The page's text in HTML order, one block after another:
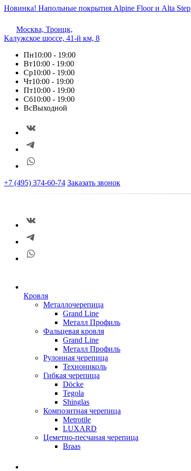
Новинка! Напольные покрытия Alpine Floor и Alta Step
Москва, Троицк,
Калужское шоссе, 41-й км, 8
Пн10:00 - 19:00
Вт10:00 - 19:00
Ср10:00 - 19:00
Чт10:00 - 19:00
Пт10:00 - 19:00
Сб10:00 - 19:00
ВсВыходной
+7 (495) 374-60-74 Заказать звонок
Кровля
Металлочерепица
Grand Line
Металл Профиль
Фальцевая кровля
Grand Line
Металл Профиль
Рулонная черепица
Технониколь
Гибкая черепица
Döсkе
Tegola
Shinglas
Композитная черепица
Metrotile
LUXARD
Цеметно-песчаная черепица
Braas